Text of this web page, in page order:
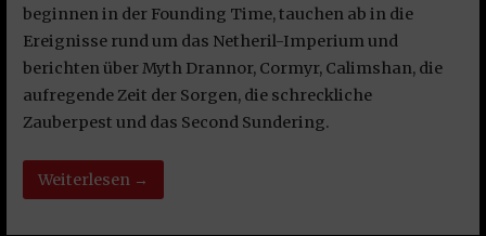
beginnen in der Founding Time, tauchen ab in die
Ereignisse rund um das Netheril-Imperium und
berichten über Myth Drannor, Cormyr, Calimshan, die
aufregende Zeit der Sorgen, die schreckliche
Zauberpest und das Second Sundering.
Weiterlesen →